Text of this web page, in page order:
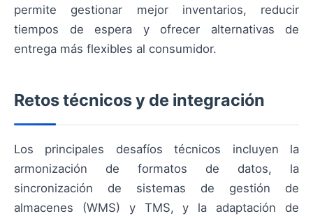
permite gestionar mejor inventarios, reducir
tiempos de espera y ofrecer alternativas de
entrega más flexibles al consumidor.
Retos técnicos y de integración
Los principales desafíos técnicos incluyen la
armonización de formatos de datos, la
sincronización de sistemas de gestión de
almacenes (WMS) y TMS, y la adaptación de